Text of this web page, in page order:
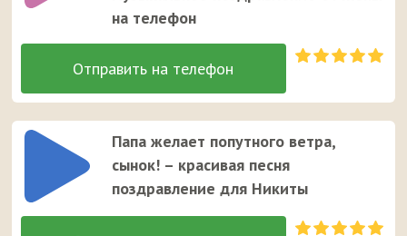
на телефон
Папа желает попутного ветра,
сынок! – красивая песня
поздравление для Никиты